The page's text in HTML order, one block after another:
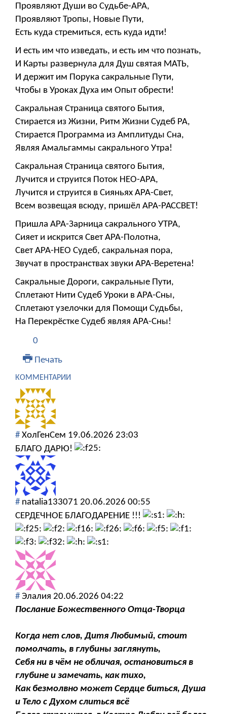
Проявляют Души во Судьбе-АРА,
Проявляют Тропы, Новые Пути,
Есть куда стремиться, есть куда идти!
И есть им что изведать, и есть им что познать,
И Карты развернула для Душ святая МАТЬ,
И держит им Порука сакральные Пути,
Чтобы в Уроках Духа им Опыт обрести!
Сакральная Страница святого Бытия,
Стирается из Жизни, Ритм Жизни Судеб РА,
Стирается Программа из Амплитуды Сна,
Являя Амальгаммы сакрального Утра!
Сакральная Страница святого Бытия,
Лучится и струится Поток НЕО-АРА,
Лучится и струится в Сияньях АРА-Свет,
Всем возвещая всюду, пришёл АРА-РАССВЕТ!
Пришла АРА-Зарница сакрального УТРА,
Сияет и искрится Свет АРА-Полотна,
Свет АРА-НЕО Судеб, сакральная пора,
Звучат в пространствах звуки АРА-Веретена!
Сакральные Дороги, сакральные Пути,
Сплетают Нити Судеб Уроки в АРА-Сны,
Сплетают узелочки для Помощи Судьбы,
На Перекрёстке Судеб являя АРА-Сны!
0
Печать
КОММЕНТАРИИ
# ХолГенСем 19.06.2026 23:03
БЛАГО ДАРЮ!
# natalia133071 20.06.2026 00:55
СЕРДЕЧНОЕ БЛАГОДАРЕНИЕ !!!
# Элалия 20.06.2026 04:22
Послание Божественного Отца-Творца
Когда нет слов, Дитя Любимый, стоит
помолчать, в глубины заглянуть,
Себя ни в чём не обличая, остановиться в
глубине и замечать, как тихо,
Как безмолвно может Сердце биться, Душа
и Тело с Духом слиться всё